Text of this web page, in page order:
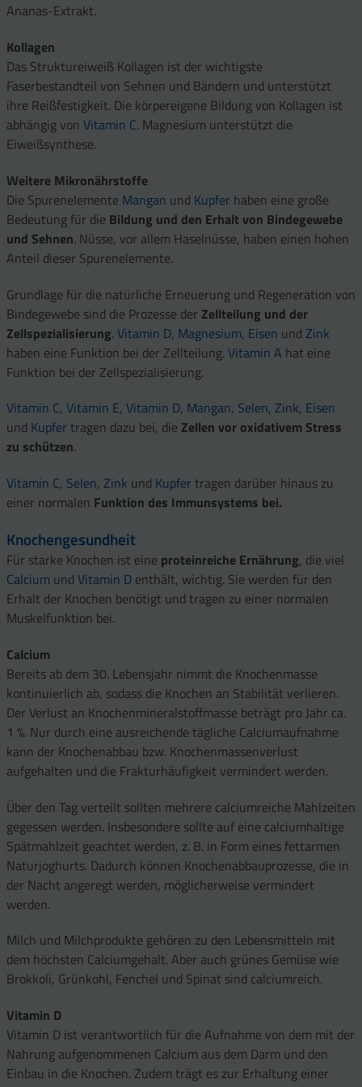
Ananas-Extrakt.
Kollagen
Das Struktureiweiß Kollagen ist der wichtigste
Faserbestandteil von Sehnen und Bändern und unterstützt
ihre Reißfestigkeit. Die körpereigene Bildung von Kollagen ist
abhängig von Vitamin C. Magnesium unterstützt die
Eiweißsynthese.
Weitere Mikronährstoffe
Die Spurenelemente Mangan und Kupfer haben eine große
Bedeutung für die Bildung und den Erhalt von Bindegewebe
und Sehnen. Nüsse, vor allem Haselnüsse, haben einen hohen
Anteil dieser Spurenelemente.
Grundlage für die natürliche Erneuerung und Regeneration von
Bindegewebe sind die Prozesse der Zellteilung und der
Zellspezialisierung. Vitamin D, Magnesium, Eisen und Zink
haben eine Funktion bei der Zellteilung. Vitamin A hat eine
Funktion bei der Zellspezialisierung.
Vitamin C, Vitamin E, Vitamin D, Mangan, Selen, Zink, Eisen
und Kupfer tragen dazu bei, die Zellen vor oxidativem Stress
zu schützen.
Vitamin C, Selen, Zink und Kupfer tragen darüber hinaus zu
einer normalen Funktion des Immunsystems bei.
Knochengesundheit
Für starke Knochen ist eine proteinreiche Ernährung, die viel
Calcium und Vitamin D enthält, wichtig. Sie werden für den
Erhalt der Knochen benötigt und tragen zu einer normalen
Muskelfunktion bei.
Calcium
Bereits ab dem 30. Lebensjahr nimmt die Knochenmasse
kontinuierlich ab, sodass die Knochen an Stabilität verlieren.
Der Verlust an Knochenmineralstoffmasse beträgt pro Jahr ca.
1 %. Nur durch eine ausreichende tägliche Calciumaufnahme
kann der Knochenabbau bzw. Knochenmassenverlust
aufgehalten und die Frakturhäufigkeit vermindert werden.
Über den Tag verteilt sollten mehrere calciumreiche Mahlzeiten
gegessen werden. Insbesondere sollte auf eine calciumhaltige
Spätmahlzeit geachtet werden, z. B. in Form eines fettarmen
Naturjoghurts. Dadurch können Knochenabbauprozesse, die in
der Nacht angeregt werden, möglicherweise vermindert
werden.
Milch und Milchprodukte gehören zu den Lebensmitteln mit
dem höchsten Calciumgehalt. Aber auch grünes Gemüse wie
Brokkoli, Grünkohl, Fenchel und Spinat sind calciumreich.
Vitamin D
Vitamin D ist verantwortlich für die Aufnahme von dem mit der
Nahrung aufgenommenen Calcium aus dem Darm und den
Einbau in die Knochen. Zudem trägt es zur Erhaltung einer